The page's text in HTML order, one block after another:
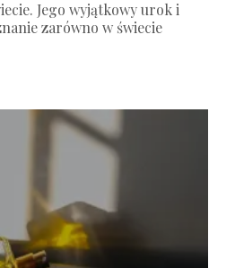
Jego wyjątkowy urok i
zarówno w świecie